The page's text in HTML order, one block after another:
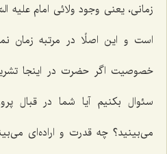
زمانی، یعنی وجود ولائی امام علیه
است و این اصلًا در مرتبه زمان
خصوصیت اگر حضرت در اینجا
سئوال بكنیم آیا شما در قبال
می‌بینید؟ چه قدرت و اراده‌ای